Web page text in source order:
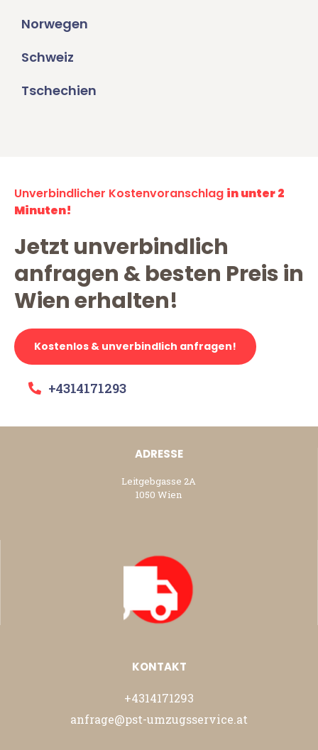
Norwegen
Schweiz
Tschechien
Unverbindlicher Kostenvoranschlag in unter 2
Minuten!
Jetzt unverbindlich
anfragen & besten Preis in
Wien erhalten!
Kostenlos & unverbindlich anfragen!
+4314171293
ADRESSE
Leitgebgasse 2A
1050 Wien
KONTAKT
+4314171293
anfrage@pst-umzugsservice.at